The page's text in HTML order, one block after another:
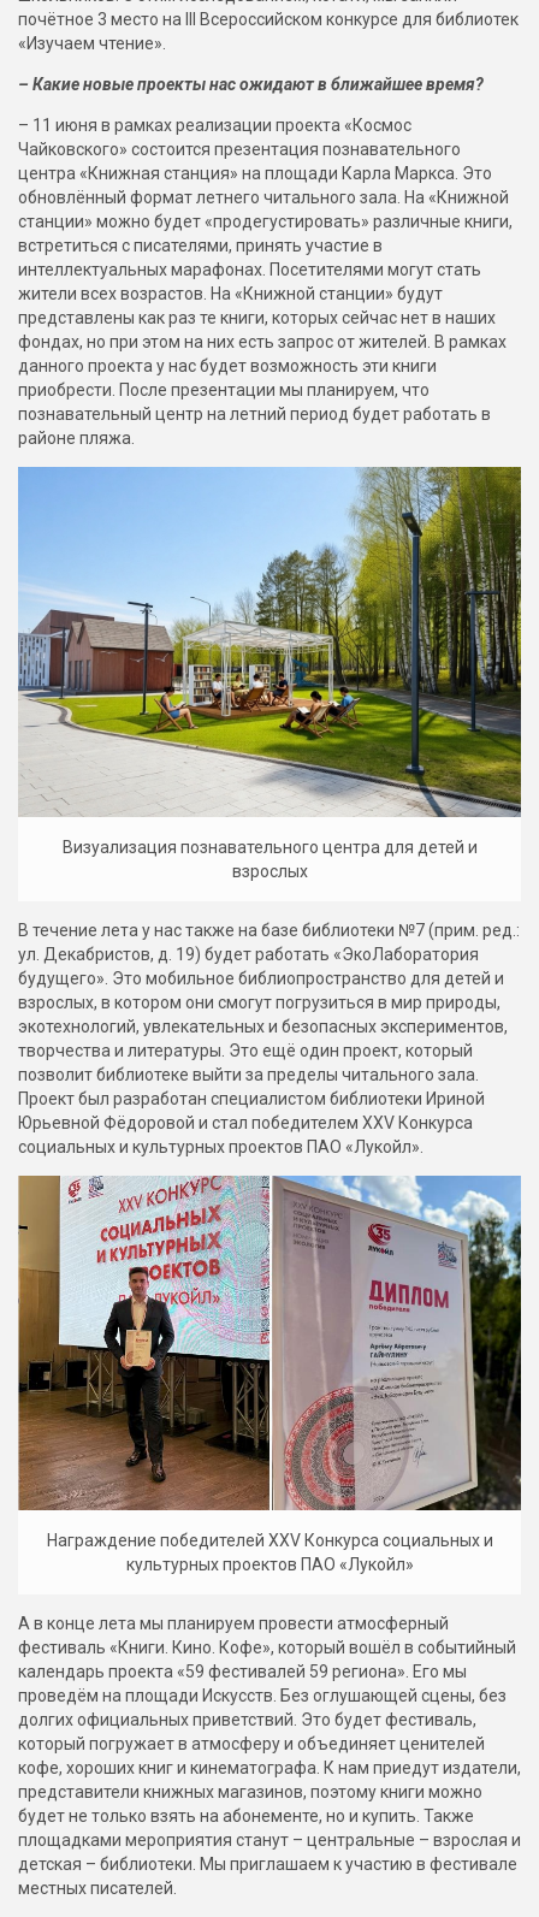
почётное 3 место на III Всероссийском конкурсе для библиотек
«Изучаем чтение».
– Какие новые проекты нас ожидают в ближайшее время?
– 11 июня в рамках реализации проекта «Космос
Чайковского» состоится презентация познавательного
центра «Книжная станция» на площади Карла Маркса. Это
обновлённый формат летнего читального зала. На «Книжной
станции» можно будет «продегустировать» различные книги,
встретиться с писателями, принять участие в
интеллектуальных марафонах. Посетителями могут стать
жители всех возрастов. На «Книжной станции» будут
представлены как раз те книги, которых сейчас нет в наших
фондах, но при этом на них есть запрос от жителей. В рамках
данного проекта у нас будет возможность эти книги
приобрести. После презентации мы планируем, что
познавательный центр на летний период будет работать в
районе пляжа.
Визуализация познавательного центра для детей и
взрослых
В течение лета у нас также на базе библиотеки №7 (прим. ред.:
ул. Декабристов, д. 19) будет работать «ЭкоЛаборатория
будущего». Это мобильное библиопространство для детей и
взрослых, в котором они смогут погрузиться в мир природы,
экотехнологий, увлекательных и безопасных экспериментов,
творчества и литературы. Это ещё один проект, который
позволит библиотеке выйти за пределы читального зала.
Проект был разработан специалистом библиотеки Ириной
Юрьевной Фёдоровой и стал победителем XXV Конкурса
социальных и культурных проектов ПАО «Лукойл».
Награждение победителей XXV Конкурса социальных и
культурных проектов ПАО «Лукойл»
А в конце лета мы планируем провести атмосферный
фестиваль «Книги. Кино. Кофе», который вошёл в событийный
календарь проекта «59 фестивалей 59 региона». Его мы
проведём на площади Искусств. Без оглушающей сцены, без
долгих официальных приветствий. Это будет фестиваль,
который погружает в атмосферу и объединяет ценителей
кофе, хороших книг и кинематографа. К нам приедут издатели,
представители книжных магазинов, поэтому книги можно
будет не только взять на абонементе, но и купить. Также
площадками мероприятия станут – центральные – взрослая и
детская – библиотеки. Мы приглашаем к участию в фестивале
местных писателей.